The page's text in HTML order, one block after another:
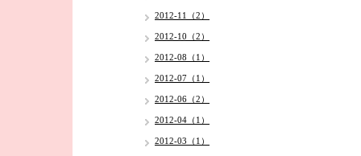
2012-11（2）
2012-10（2）
2012-08（1）
2012-07（1）
2012-06（2）
2012-04（1）
2012-03（1）